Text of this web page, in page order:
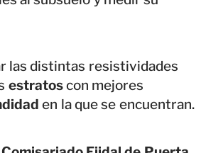
las distintas resistividades
estratoscon mejores
en la que se encuentran.